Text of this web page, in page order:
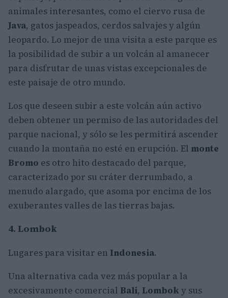
animales interesantes, como el ciervo rusa de
Java, gatos jaspeados, cerdos salvajes y algún
leopardo. Lo mejor de una visita a este parque es
la posibilidad de subir a un volcán al amanecer
para disfrutar de unas vistas excepcionales de
este paisaje de otro mundo.
Los que deseen subir a este volcán aún activo
deben obtener un permiso de las autoridades del
parque nacional, y sólo se les permitirá ascender
cuando la montaña no esté en erupción. El monte
Bromo es otro hito destacado del parque,
caracterizado por su cráter derrumbado, a
menudo alargado, que asoma por encima de los
exuberantes valles de las tierras bajas.
4. Lombok
Lugares para visitar en Indonesia.
Una alternativa cada vez más popular a la
excesivamente comercial Bali, Lombok y sus